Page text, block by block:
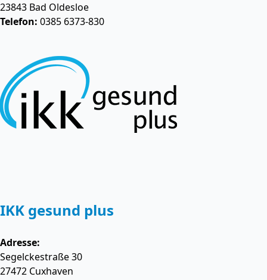
23843 Bad Oldesloe
Telefon: 0385 6373-830
IKK gesund plus
Adresse:
Segelckestraße 30
27472 Cuxhaven